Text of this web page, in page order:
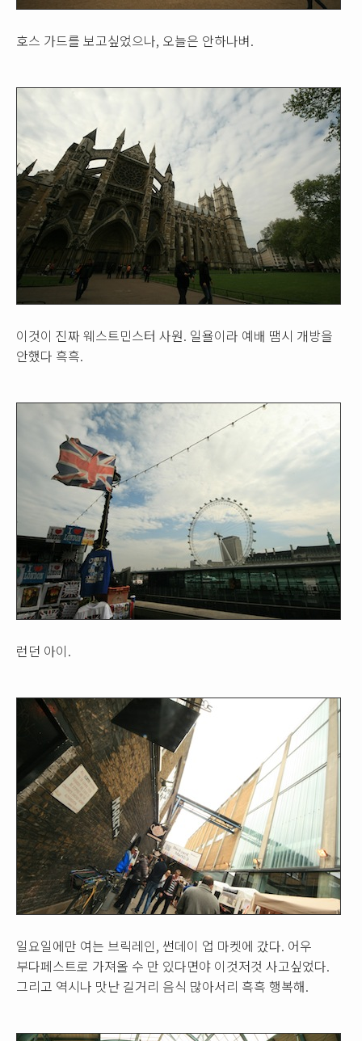
호스 가드를 보고싶었으나, 오늘은 안하나벼.
이것이 진짜 웨스트민스터 사원. 일욜이라 예배 땜시 개방을
안했다 흑흑.
런던 아이.
일요일에만 여는 브릭레인, 썬데이 업 마켓에 갔다. 어우
부다페스트로 가져올 수 만 있다면야 이것저것 사고싶었다.
그리고 역시나 맛난 길거리 음식 많아서리 흑흑 행복해.